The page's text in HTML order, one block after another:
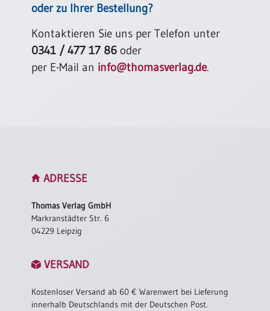
Poster
Neuerscheinungen
Einzelposter
Jahreslosung
Bücher
oder zu Ihrer Bestellung?
Kontaktieren Sie uns per Telefon unter
0341 / 477 17 86 oder
per E-Mail an info@thomasverlag.de.
ADRESSE
Thomas Verlag GmbH
Markranstädter Str. 6
04229 Leipzig
VERSAND
Kostenloser Versand ab 60 € Warenwert bei Lieferung
innerhalb Deutschlands mit der Deutschen Post.